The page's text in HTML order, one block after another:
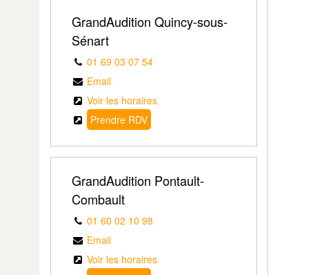
GrandAudition Quincy-sous-
Sénart
01 69 03 07 54
Email
Voir les horaires
Prendre RDV
GrandAudition Pontault-
Combault
01 60 02 10 98
Email
Voir les horaires